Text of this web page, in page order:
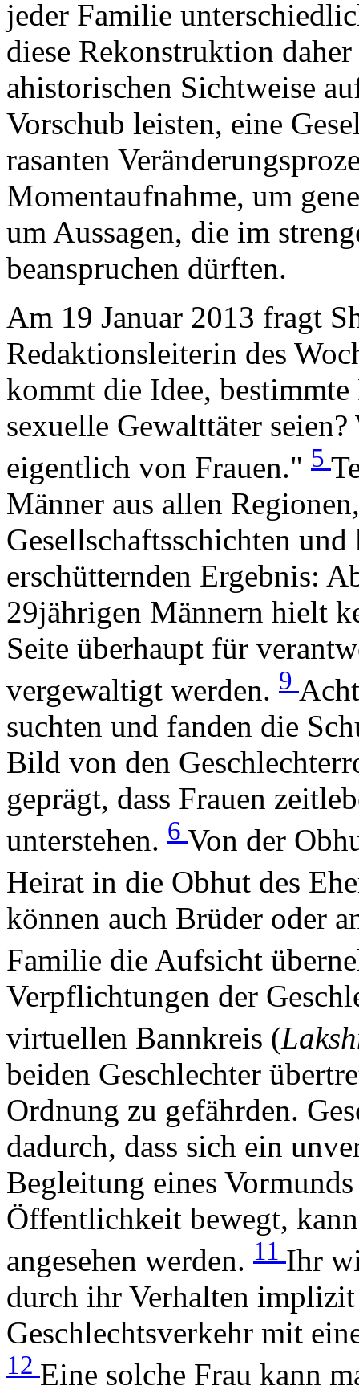
jeder Familie
diese Rekonstruktion
ahistorischen Sichtweise
Vorschub leisten, eine
rasanten
Momentaufnahme, um
um Aussagen, die im
beanspruchen dürften.
Am 19 Januar 2013 fragt
Redaktionsleiterin des
kommt die Idee,
sexuelle Gewalttäter
eigentlich von Frauen." 5
Männer aus allen
Gesellschaftsschichten
erschütternden Ergebnis:
29jährigen Männern hielt
Seite überhaupt für
vergewaltigt werden. 9
suchten und fanden die
Bild von den
geprägt, dass Frauen
unterstehen. 6 Von der
Heirat in die Obhut des
können auch Brüder oder
Familie die Aufsicht
Verpflichtungen der
virtuellen Bannkreis (
beiden Geschlechter
Ordnung zu gefährden.
dadurch, dass sich ein
Begleitung eines
Öffentlichkeit bewegt,
angesehen werden. 11 Ihr
durch ihr Verhalten
Geschlechtsverkehr mit
12 Eine solche Frau kann